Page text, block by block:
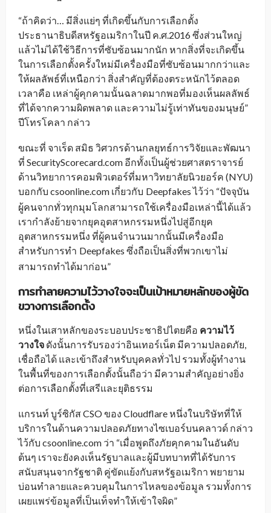
“ถ้าคิดว่า… มีสิ่งแย่ๆ ที่เกิดขึ้นกับการเลือกตั้ง
ประธานาธิบดีสหรัฐอเมริกาในปี ค.ศ.2016 ซึ่งส่วนใหญ่
แล้วไม่ได้ใช้วิธีการที่ซับซ้อนมากนัก หากสิ่งที่จะเกิดขึ้น
ในการเลือกตั้งครั้งใหม่มีเครื่องมือที่ซับซ้อนมากกว่าและ
ให้ผลลัพธ์ที่เหนือกว่า สิ่งสำคัญที่ต้องตระหนักไว้ตลอด
เวลาคือ เหล่าผู้คุกคามนั้นฉลาดมากพอที่มองเห็นผลลัพธ์
ที่ได้จากความผิดพลาด และความไม่รู้เท่าทันของมนุษย์”
ปีโทรโคลา กล่าว
ขณะที่ จาเร็ด สมิธ วิศวกรด้านกลยุทธ์การวิจัยและพัฒนา
ที่ SecurityScorecard.com อีกทั้งเป็นผู้ช่วยศาสตราจารย์
ด้านวิทยาการคอมพิวเตอร์ที่มหาวิทยาลัยนิวยอร์ค (NYU)
บอกกับ csoonline.com เกี่ยวกับ Deepfakes ไว้ว่า “ปัจจุบัน
ผู้คนจากทั่วทุกมุมโลกสามารถใช้เครื่องมือเหล่านี้ได้แล้ว
เรากำลังย้ายจากยุคอุตสาหกรรมหนึ่งไปสู่อีกยุค
อุตสาหกรรมหนึ่ง ที่ผู้คนจำนวนมากนั้นมีเครื่องมือ
สำหรับการทำ Deepfakes ซึ่งถือเป็นสิ่งที่พวกเขาไม่
สามารถทำได้มาก่อน”
การทำลายความไว้วางใจจะเป็นเป้าหมายหลักของผู้ขัด
ขวางการเลือกตั้ง
หนึ่งในเสาหลักของระบอบประชาธิปไตยคือ ความไว้
วางใจ ดังนั้นการรับรองว่าอินเทอร์เน็ต มีความปลอดภัย,
เชื่อถือได้ และเข้าถึงสำหรับบุคคลทั่วไป รวมทั้งผู้ทำงาน
ในพื้นที่ของการเลือกตั้งนั้นถือว่า มีความสำคัญอย่างยิ่ง
ต่อการเลือกตั้งที่เสรีและยุติธรรม
แกรนท์ บูร์ซิกัส CSO ของ Cloudflare หนึ่งในบริษัทที่ให้
บริการในด้านความปลอดภัยทางไซเบอร์บนคลาวด์ กล่าว
ไว้กับ csoonline.com ว่า “เมื่อพูดถึงภัยคุกคามในอันดับ
ต้นๆ เราจะยังคงเห็นรัฐบาลและผู้มีบทบาทที่ได้รับการ
สนับสนุนจากรัฐชาติ คู่ขัดแย้งกับสหรัฐอเมริกา พยายาม
บ่อนทำลายและควบคุมในการไหลของข้อมูล รวมทั้งการ
เผยแพร่ข้อมูลที่เป็นเท็จทำให้เข้าใจผิด”